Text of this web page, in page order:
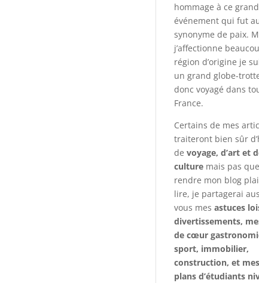
hommage à ce grand
événement qui fut
synonyme de paix.
j’affectionne
région d’origine je
un grand globe-
donc voyagé dans
France.
Certains de mes
traiteront bien sûr
devoyage, d’art et
culture mais pas
rendre mon blog
lire, je partagerai
vous mesastuces
divertissements,
de cœur
sport, immobilier,
construction, et
plans d’étudiants